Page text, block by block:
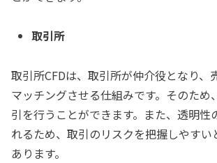
取引所
取引所CFDは、取引所が仲介役となり、
マッチングさせる仕組みです。そのため
引を行うことができます。また、透明性
れるため、取引のリスクを把握しやすい
あります。